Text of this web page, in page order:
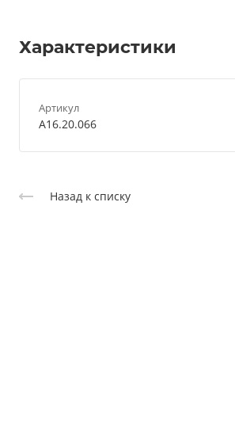
Характеристики
Артикул
А16.20.066
Назад к списку